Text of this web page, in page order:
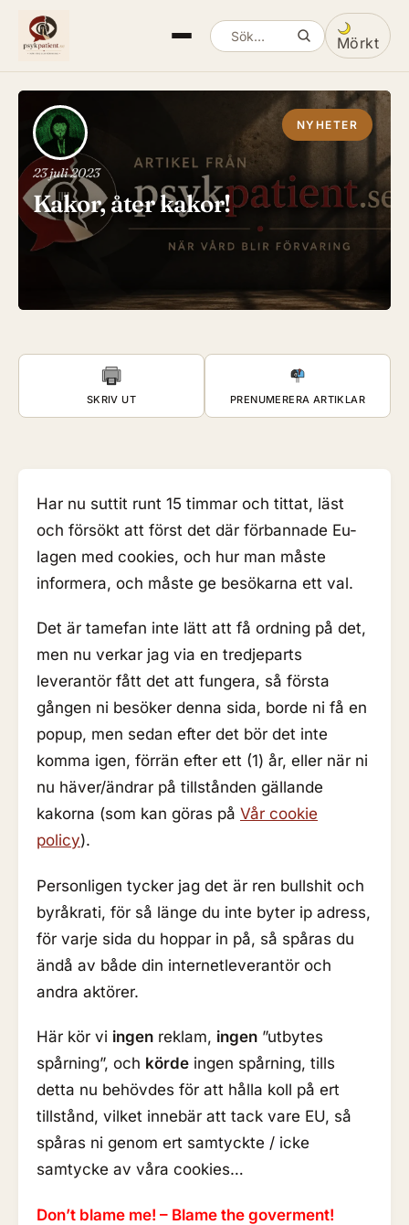
Sök artiklar Mörkt
Växla
NYHETER
23 juli 2023
Kakor, åter kakor!
SKRIV UT PRENUMERERA ARTIKLAR
Har nu suttit runt 15 timmar och tittat, läst
och försökt att först det där förbannade Eu-
lagen med cookies, och hur man måste
informera, och måste ge besökarna ett val.
Det är tamefan inte lätt att få ordning på det,
men nu verkar jag via en tredjeparts
leverantör fått det att fungera, så första
gången ni besöker denna sida, borde ni få en
popup, men sedan efter det bör det inte
komma igen, förrän efter ett (1) år, eller när ni
nu häver/ändrar på tillstånden gällande
kakorna (som kan göras på Vår cookie
policy).
Personligen tycker jag det är ren bullshit och
byråkrati, för så länge du inte byter ip adress,
för varje sida du hoppar in på, så spåras du
ändå av både din internetleverantör och
andra aktörer.
Här kör vi ingen reklam, ingen ”utbytes
spårning”, och körde ingen spårning, tills
detta nu behövdes för att hålla koll på ert
tillstånd, vilket innebär att tack vare EU, så
spåras ni genom ert samtyckte / icke
samtycke av våra cookies…
Don’t blame me! – Blame the goverment!